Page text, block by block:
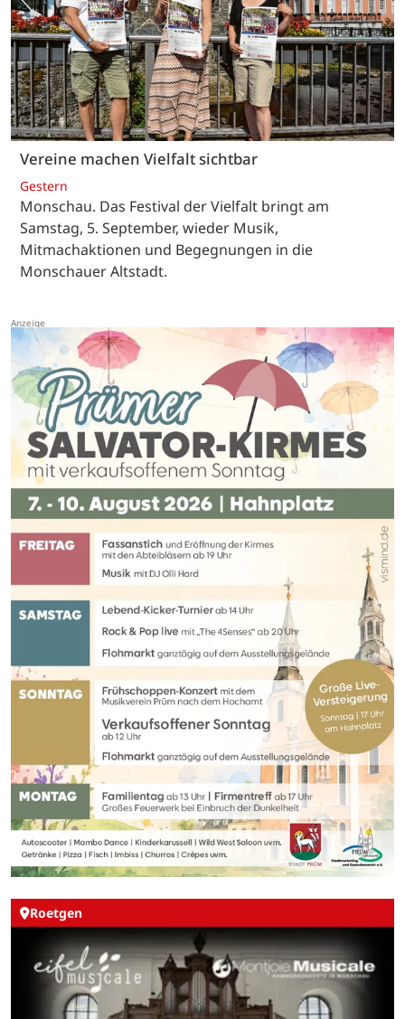
Vereine machen Vielfalt sichtbar
Gestern
Monschau. Das Festival der Vielfalt bringt am
Samstag, 5. September, wieder Musik,
Mitmachaktionen und Begegnungen in die
Monschauer Altstadt.
Roetgen